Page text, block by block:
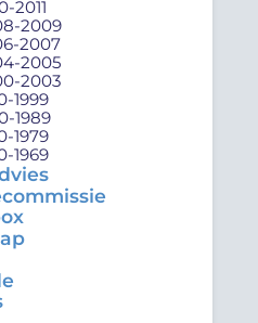
2011
2009
2007
2005
2003
1999
1989
1979
1969